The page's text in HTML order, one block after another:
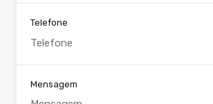
Telefone
Mensagem